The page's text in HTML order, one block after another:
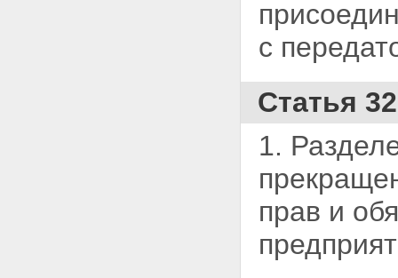
с
Статья
1.
прав и